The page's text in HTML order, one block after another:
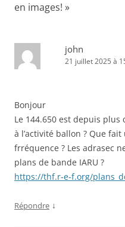
en images! »
john
21 juillet 2025 à
Bonjour
Le 144.650 est depuis
à l’activité ballon ? Que
frréquence ? Les adrasec
plans de bande IARU ?
https://thf.r-e-f.org/
Répondre ↓